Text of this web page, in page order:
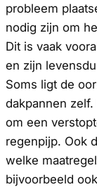
probleem
nodig zijn om
Dit is vaak
en zijn
Soms ligt de
dakpannen
om een
regenpijp. Ook
welke
bijvoorbeeld ook